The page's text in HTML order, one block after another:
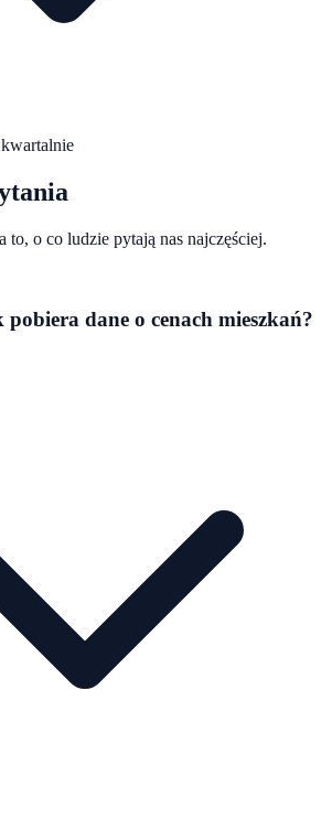
o co ludzie pytają nas najczęściej.
pobiera dane o cenach mieszkań?